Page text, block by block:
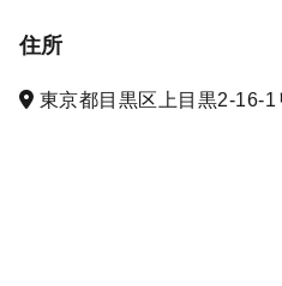
住所
東京都目黒区上目黒2-16-